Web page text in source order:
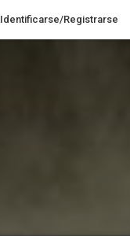
Identificarse/Registrarse